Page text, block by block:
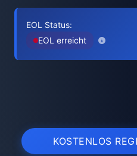
EOL Status:
EOL erreicht
KOSTENLOS